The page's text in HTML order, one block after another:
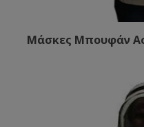
Μάσκες Μπουφάν